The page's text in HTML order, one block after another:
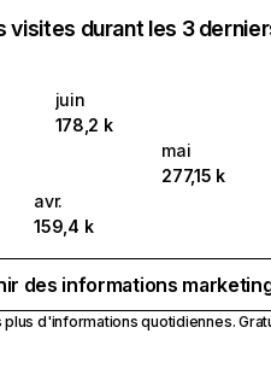
visites durant les 3
juin
178,2 k
mai
277,15 k
avr.
159,4 k
des informations
plus d'informations quotidiennes.